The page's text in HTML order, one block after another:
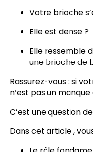
Votre brioche
Elle est dense ?
Elle ressemble
une brioche de
Rassurez-vous : si
n’est pas un
C’est une question
Dans cet article ,